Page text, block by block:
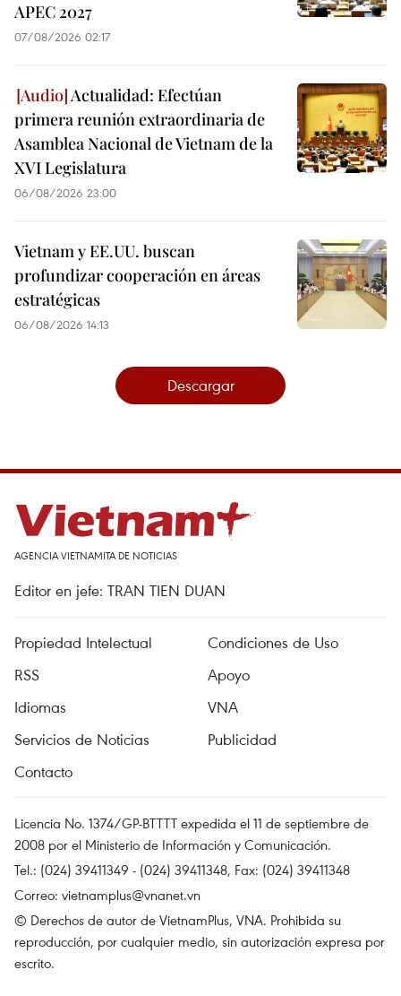
APEC 2027
07/08/2026 02:17
Actualidad: Efectúan
primera reunión extraordinaria de
Asamblea Nacional de Vietnam de la
XVI Legislatura
06/08/2026 23:00
Vietnam y EE.UU. buscan
profundizar cooperación en áreas
estratégicas
06/08/2026 14:13
Descargar
AGENCIA VIETNAMITA DE NOTICIAS
Editor en jefe: TRAN TIEN DUAN
Propiedad Intelectual
Condiciones de Uso
RSS
Apoyo
Idiomas
VNA
Servicios de Noticias
Publicidad
Contacto
Licencia No. 1374/GP-BTTTT expedida el 11 de septiembre de
2008 por el Ministerio de Información y Comunicación.
Tel.: (024) 39411349 - (024) 39411348, Fax: (024) 39411348
Correo: vietnamplus@vnanet.vn
© Derechos de autor de VietnamPlus, VNA. Prohibida su
reproducción, por cualquier medio, sin autorización expresa por
escrito.